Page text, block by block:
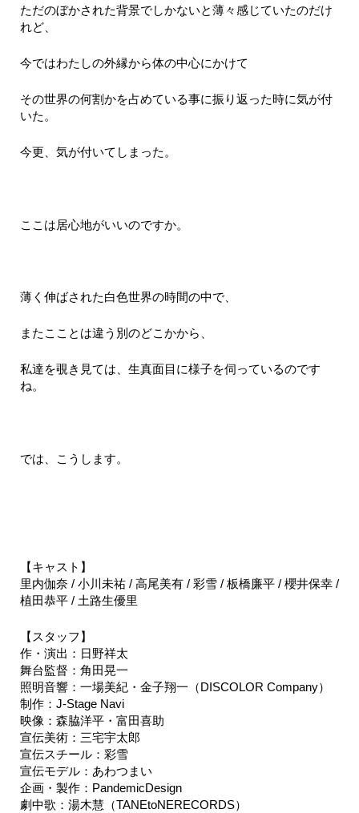
ただのぼかされた背景でしかないと薄々感じていたのだけ
れど、
今ではわたしの外縁から体の中心にかけて
その世界の何割かを占めている事に振り返った時に気が付
いた。
今更、気が付いてしまった。
ここは居心地がいいのですか。
薄く伸ばされた白色世界の時間の中で、
またこことは違う別のどこかから、
私達を覗き見ては、生真面目に様子を伺っているのです
ね。
では、こうします。
【キャスト】
里内伽奈 / 小川未祐 / 高尾美有 / 彩雪 / 板橋廉平 / 櫻井保幸 /
植田恭平 / 土路生優里
【スタッフ】
作・演出：⽇野祥太
舞台監督：⾓⽥晃⼀
照明⾳響：一場美紀・金子翔一（DISCOLOR Company）
制作：J-Stage Navi
映像：森脇洋平・富⽥喜助
宣伝美術：三宅宇太郎
宣伝スチール：彩雪
宣伝モデル：あわつまい
企画・製作：PandemicDesign
劇中歌：湯⽊慧（TANEtoNERECORDS）